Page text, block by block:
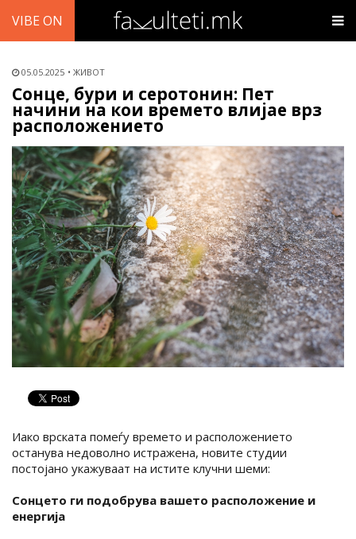
VIBE ON
05.05.2025 ЖИВОТ
Сонце, бури и серотонин: Пет
начини на кои времето влијае врз
расположението
Иако врската помеѓу времето и расположението
останува недоволно истражена, новите студии
постојано укажуваат на истите клучни шеми:
Сонцето ги подобрува вашето расположение и
енергија